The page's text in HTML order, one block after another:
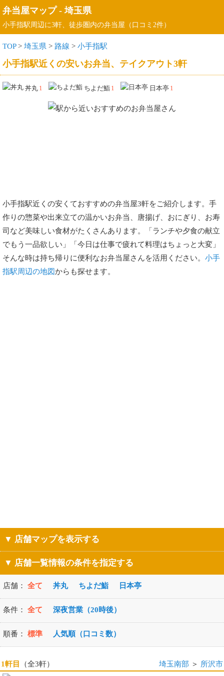
弁当屋マップ-埼玉県
小手指駅周辺に3軒、徒歩圏内の弁当屋（口コミ2件）
TOP> 埼玉県 > 路線 > 小手指駅
小手指駅近くの安いお弁当、テイクアウト3軒
丼丸 1 ちよだ鮨 1 日本亭 1
小手指駅近くの安くておすすめの弁当屋3軒をご紹介します。手
作りの惣菜や出来立ての温かいお弁当、唐揚げ、おにぎり、お寿
司など美味しい食材がたくさんあります。「ランチや夕食の献立
でもう一品欲しい」「今日は仕事で疲れて料理はちょっと大変」
そんな時は持ち帰りに便利なお弁当屋さんを活用ください。 小手
指駅周辺の地図からも探せます。
▼ 店舗マップを表示する
▼ 店舗一覧情報の条件を指定する
店舗： 全て 丼丸 ちよだ鮨 日本亭
条件： 全て 深夜営業（20時後）
順番： 標準 人気順（口コミ数）
1軒目 （全3軒） 埼玉南部 ＞ 所沢市